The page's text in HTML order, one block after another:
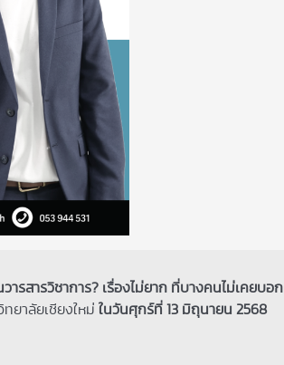
ารสารวิชาการ? เรื่องไม่ยาก ที่บางคนไม่เคยบอก
าลัยเชียงใหม่ ในวันศุกร์ที่ 13 มิถุนายน 2568